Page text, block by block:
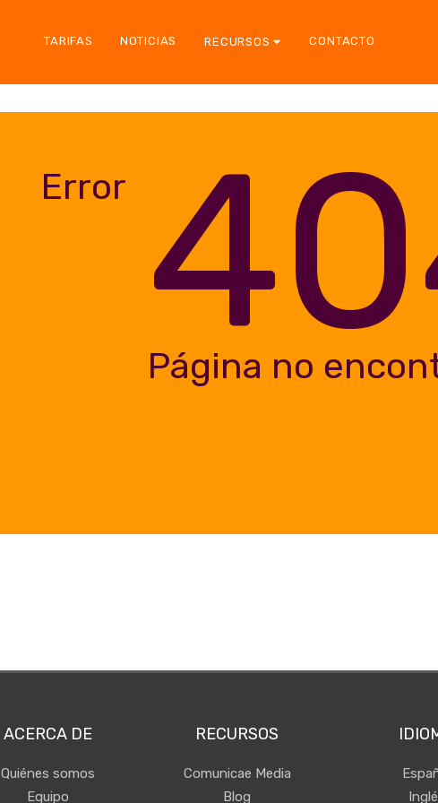
TARIFAS NOTICIAS RECURSOS CONTACTO
Error
Página no
ACERCA DE
Quiénes somos
Equipo
RECURSOS
Comunicae Media
Blog